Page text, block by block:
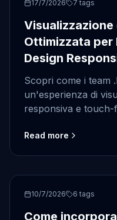
17/7/2026 7 tags
Visualizzazione
Ottimizzata per
Design
Scopri come i team
un'esperienza di
responsiva e
controllo degli
Read more
ASP.NET
10/7/2026 6 tags
Come